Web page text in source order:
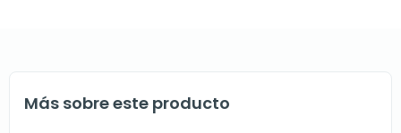
Más sobre este producto